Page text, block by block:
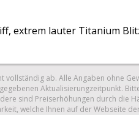
extrem lauter Titanium
ab. Alle Angaben ohne
Aktualisierungzeitpunkt.
sind Preiserhöhungen durch die
welche Ihnen auf der Webseite